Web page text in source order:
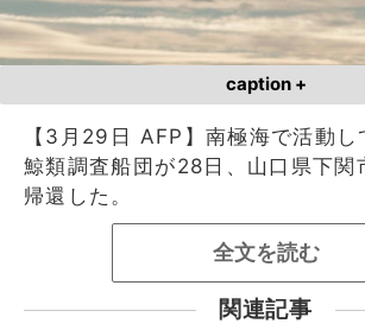
caption +
【3月29日 AFP】南極海で活動し
鯨類調査船団が28日、山口県下関
帰還した。
全文を読む
関連記事